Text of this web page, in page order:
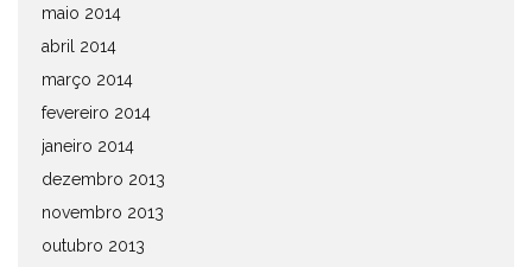
maio 2014
abril 2014
março 2014
fevereiro 2014
janeiro 2014
dezembro 2013
novembro 2013
outubro 2013